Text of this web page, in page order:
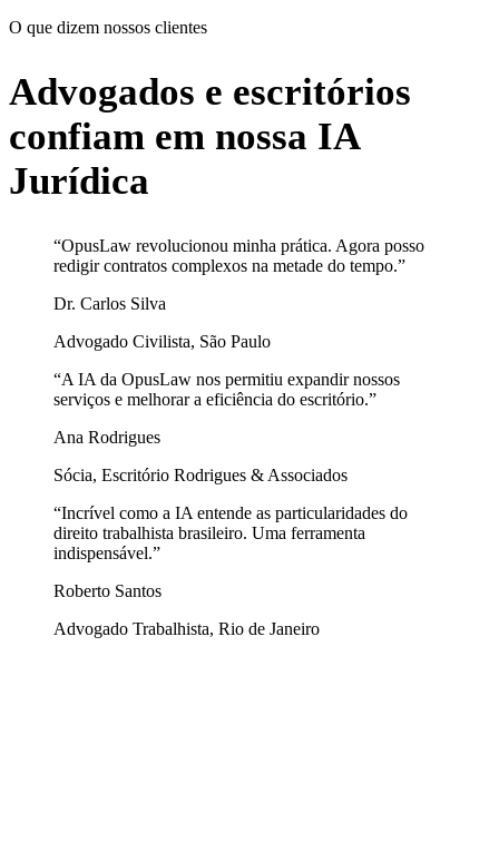
O que dizem nossos clientes
Advogados e escritórios
confiam em nossa IA
Jurídica
“OpusLaw revolucionou minha prática. Agora posso
redigir contratos complexos na metade do tempo.”
Dr. Carlos Silva
Advogado Civilista, São Paulo
“A IA da OpusLaw nos permitiu expandir nossos
serviços e melhorar a eficiência do escritório.”
Ana Rodrigues
Sócia, Escritório Rodrigues & Associados
“Incrível como a IA entende as particularidades do
direito trabalhista brasileiro. Uma ferramenta
indispensável.”
Roberto Santos
Advogado Trabalhista, Rio de Janeiro